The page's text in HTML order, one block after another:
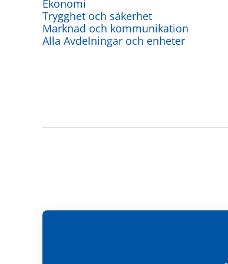
Ekonomi
Trygghet och säkerhet
Marknad och kommunikation
Alla Avdelningar och enheter